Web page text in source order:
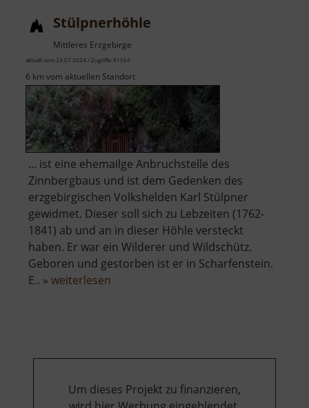
Stülpnerhöhle
Mittleres Erzgebirge
aktuell vom 23.07.2024 / Zugriffe: 81564
6 km vom aktuellen Standort
... ist eine ehemailge Anbruchstelle des
Zinnbergbaus und ist dem Gedenken des
erzgebirgischen Volkshelden Karl Stülpner
gewidmet. Dieser soll sich zu Lebzeiten (1762-
1841) ab und an in dieser Höhle versteckt
haben. Er war ein Wilderer und Wildschütz.
Geboren und gestorben ist er in Scharfenstein.
E.. » weiterlesen
Um dieses Projekt zu finanzieren,